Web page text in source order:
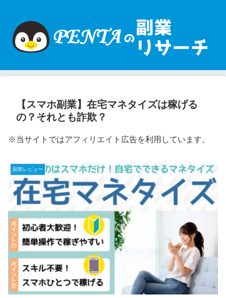
【スマホ副業】在宅マネタイズは稼げる
の？それとも詐欺？
※当サイトではアフィリエイト広告を利用しています。
副業レビュー